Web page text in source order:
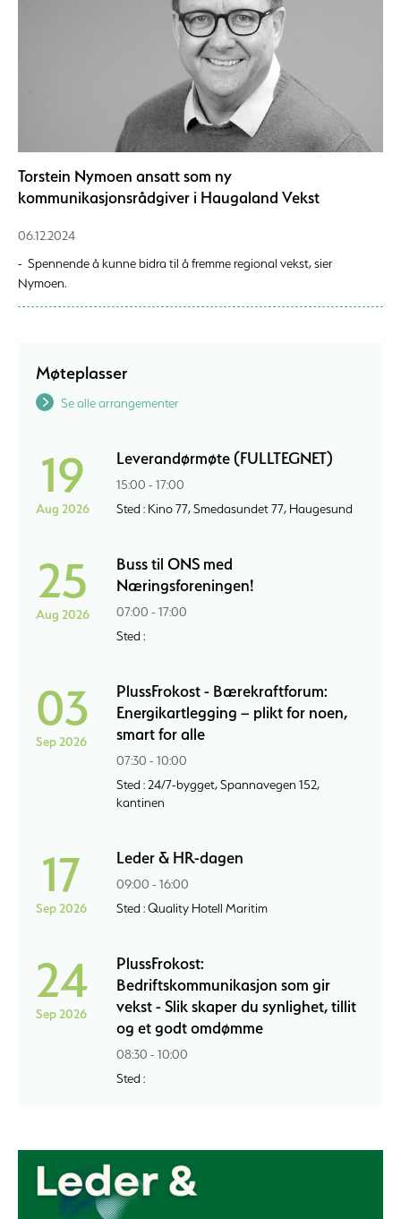
Torstein Nymoen ansatt som ny
kommunikasjonsrådgiver i Haugaland Vekst
06.12.2024
- Spennende å kunne bidra til å fremme regional vekst, sier
Nymoen.
Møteplasser
Se alle arrangementer
19
Aug 2026
Leverandørmøte (FULLTEGNET)
15:00 - 17:00
Sted : Kino 77, Smedasundet 77, Haugesund
25
Aug 2026
Buss til ONS med
Næringsforeningen!
07:00 - 17:00
Sted :
03
Sep 2026
PlussFrokost - Bærekraftforum:
Energikartlegging – plikt for noen,
smart for alle
07:30 - 10:00
Sted : 24/7-bygget, Spannavegen 152,
kantinen
17
Sep 2026
Leder & HR-dagen
09:00 - 16:00
Sted : Quality Hotell Maritim
24
Sep 2026
PlussFrokost:
Bedriftskommunikasjon som gir
vekst - Slik skaper du synlighet, tillit
og et godt omdømme
08:30 - 10:00
Sted :